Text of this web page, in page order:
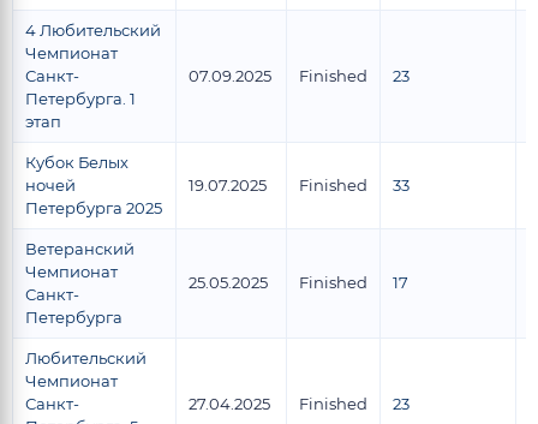
4 Любительский
Чемпионат
Санкт-
Петербурга. 1
этап
07.09.2025 Finished 23
Кубок Белых
ночей
Петербурга 2025
19.07.2025 Finished 33
Ветеранский
Чемпионат
Санкт-
Петербурга
25.05.2025 Finished 17
Любительский
Чемпионат
Санкт-
27.04.2025 Finished 23